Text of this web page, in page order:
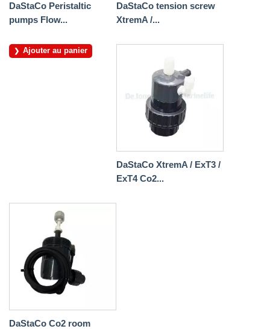
DaStaCo Peristaltic
pumps Flow...
Ajouter au panier
DaStaCo tension screw
XtremA /...
DaStaCo XtremA / ExT3 /
ExT4 Co2...
DaStaCo Co2 room